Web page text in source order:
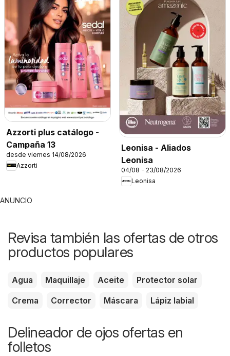
Azzorti plus catálogo -
Campaña 13
desde viernes 14/08/2026
Azzorti
Leonisa - Aliados
Leonisa
04/08 - 23/08/2026
Leonisa
ANUNCIO
Revisa también las ofertas de otros
productos populares
Agua Maquillaje Aceite
Protector solar
Crema
Corrector Máscara Lápiz labial
Delineador de ojos ofertas en
folletos